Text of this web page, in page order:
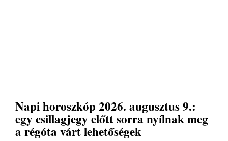
Napi horoszkóp 2026. augusztus 9.:
egy csillagjegy előtt sorra nyílnak meg
a régóta várt lehetőségek